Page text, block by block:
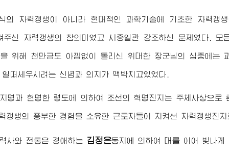
의 자력갱생이 아니라 현대적인 과학기술에 기초한 자력갱
주신 자력갱생의 참의미였고 시종일관 강조하신 문제였다. 모
위해 천만금도 아낌없이 돌리신 위대한 장군님 의 심중에는
떠세우시려는 신념과 의지가 맥박치고있었다.
명과 현명한 령도에 의하여 조선의 혁명진지는 주체사상으로
갱생의 풍부한 경험을 소유한 근로자들이 지켜선 자력갱생진지
사와 전통은 경애하는 김정은동지 에 의하여 대를 이어 빛나게